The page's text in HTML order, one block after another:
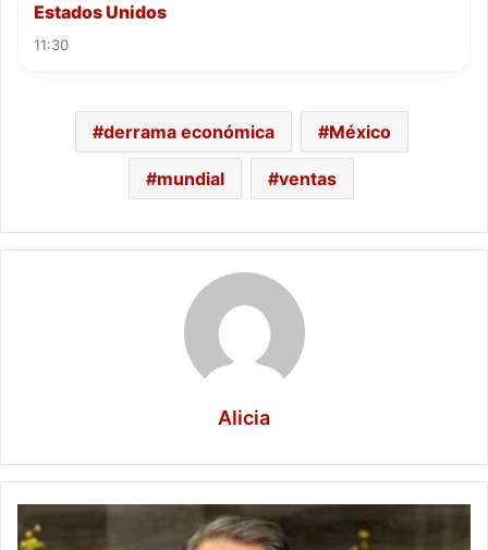
Estados Unidos
11:30
derrama económica México
mundial ventas
Alicia
Sola